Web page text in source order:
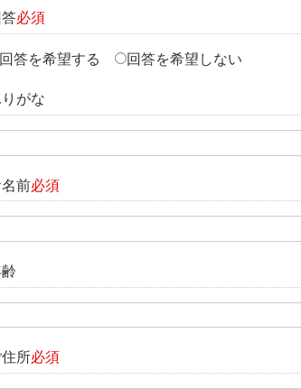
答必須
回答を希望する 回答を希望しない
がな
前必須
住所必須